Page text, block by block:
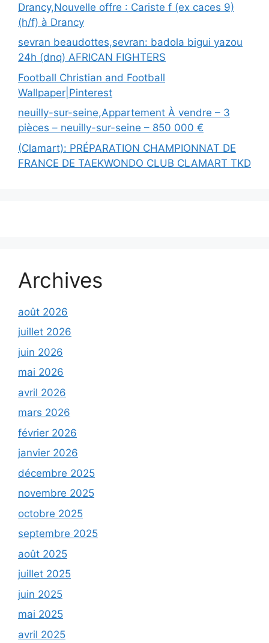
Drancy,Nouvelle offre : Cariste f (ex caces 9)
(h/f) à Drancy
sevran beaudottes,sevran: badola bigui yazou
24h (dnq) AFRICAN FIGHTERS
Football Christian and Football
Wallpaper|Pinterest
neuilly-sur-seine,Appartement À vendre – 3
pièces – neuilly-sur-seine – 850 000 €
(Clamart): PRÉPARATION CHAMPIONNAT DE
FRANCE DE TAEKWONDO CLUB CLAMART TKD
Archives
août 2026
juillet 2026
juin 2026
mai 2026
avril 2026
mars 2026
février 2026
janvier 2026
décembre 2025
novembre 2025
octobre 2025
septembre 2025
août 2025
juillet 2025
juin 2025
mai 2025
avril 2025